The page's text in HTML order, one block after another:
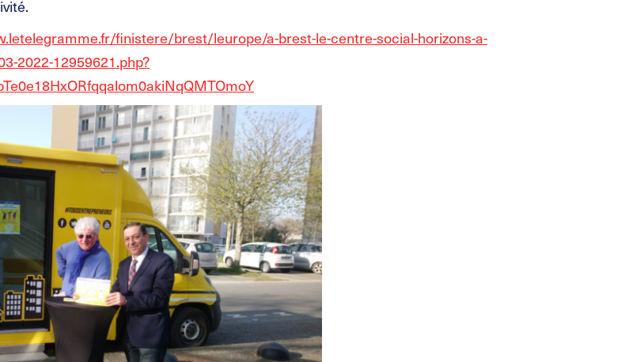
finistere/brest/leurope/a-brest-le-centre-social-horizons-a-
2022-12959621.php?